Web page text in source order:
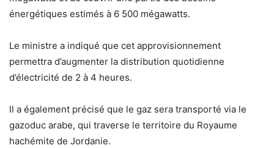
énergétiques estimés à 6 500 mégawatts.
Le ministre a indiqué que cet approvisionnement
permettra d’augmenter la distribution quotidienne
d’électricité de 2 à 4 heures.
Il a également précisé que le gaz sera transporté via le
gazoduc arabe, qui traverse le territoire du Royaume
hachémite de Jordanie.